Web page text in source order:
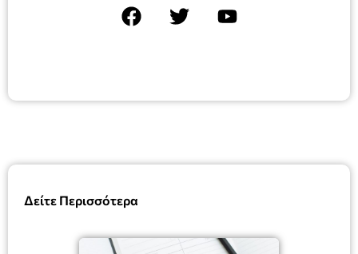
Δείτε Περισσότερα